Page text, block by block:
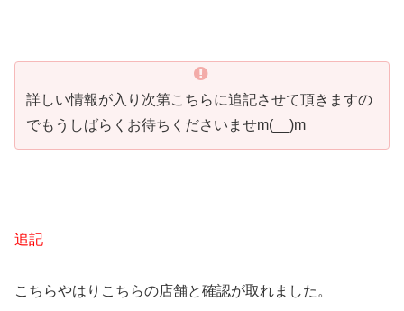
詳しい情報が入り次第こちらに追記させて頂きますの
でもうしばらくお待ちくださいませm(__)m
追記
こちらやはりこちらの店舗と確認が取れました。